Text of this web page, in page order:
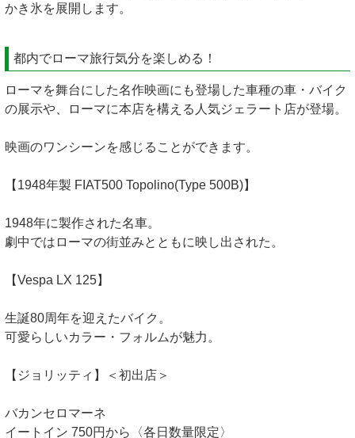
かき氷を展開します。
都内でローマ旅行気分を楽しめる！
ローマを舞台にした名作映画にも登場した車種の車・バイク
の展示や、ローマに本店を構える人気ジェラート店が登場。
映画のワンシーンを感じることができます。
【1948年製 FIAT500 Topolino(Type 500B)】
1948年に製作された名車。
劇中ではローマの街並みとともに映し出された。
【Vespa LX 125】
生誕80周年を迎えたバイク。
可愛らしいカラー・フォルムが魅力。
【ジョリッティ】＜初出店＞
バカンセロマーネ
イートイン 750円から〈各日数量限定〉